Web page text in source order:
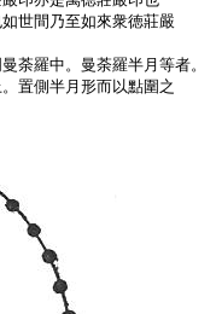
世間乃至如來衆徳莊嚴
荼羅中。曼荼羅半月等者。
置側半月形而以點圍之